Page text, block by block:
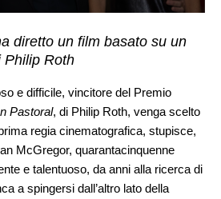
diretto un film basato su un
Philip Roth
e difficile, vincitore del Premio
Pastoral, di Philip Roth, venga scelto
regia cinematografica, stupisce,
McGregor, quarantacinquenne
e talentuoso, da anni alla ricerca di
a spingersi dall’altro lato della